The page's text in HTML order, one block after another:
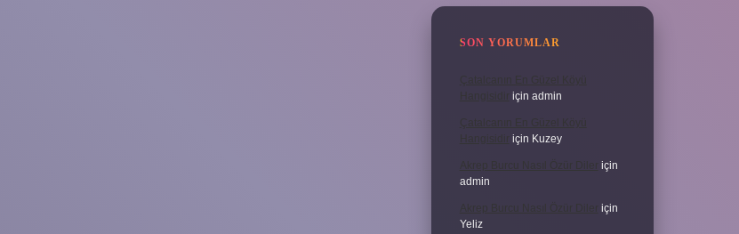
SON YORUMLAR
Çatalcanın En Güzel Köyü
Hangisidir için admin
Çatalcanın En Güzel Köyü
Hangisidir için Kuzey
Akrep Burcu Nasıl Özür Diler için
admin
Akrep Burcu Nasıl Özür Diler için
Yeliz